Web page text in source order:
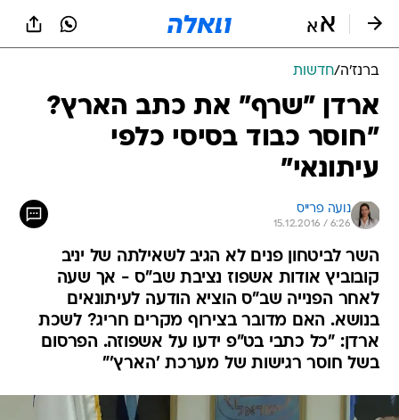
ברנז'ה/חדשות
ארדן "שרף" את כתב הארץ?
"חוסר כבוד בסיסי כלפי
עיתונאי"
נועה פרייס
15.12.2016 / 6:26
השר לביטחון פנים לא הגיב לשאילתה של יניב
קובוביץ אודות אשפוז נציבת שב"ס - אך שעה
לאחר הפנייה שב"ס הוציא הודעה לעיתונאים
בנושא. האם מדובר בצירוף מקרים חריג? לשכת
ארדן: "כל כתבי בט"פ ידעו על אשפוזה. הפרסום 
בשל חוסר רגישות של מערכת 'הארץ'"